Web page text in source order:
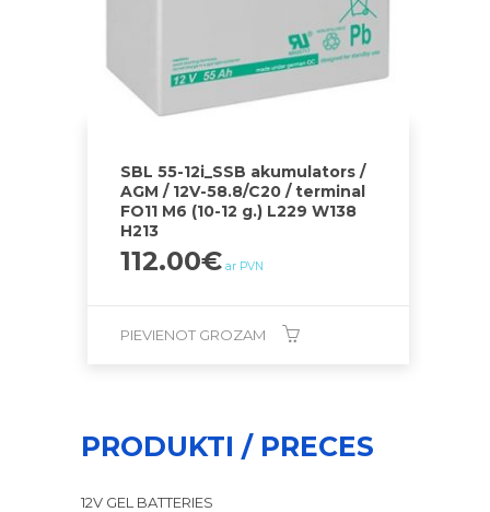
SBL 55-12i_SSB akumulators /
AGM / 12V-58.8/C20 / terminal
FO11 M6 (10-12 g.) L229 W138
H213
112.00€ ar PVN
PIEVIENOT GROZAM
PRODUKTI / PRECES
12V GEL BATTERIES